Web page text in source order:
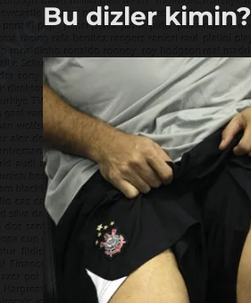
Bu dizler kimin?